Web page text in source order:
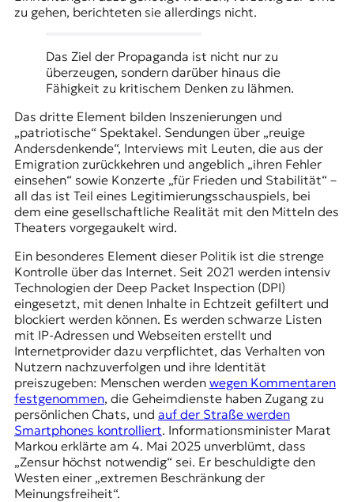
zu gehen, berichteten sie allerdings nicht.
Das Ziel der Propaganda ist nicht nur zu
überzeugen, sondern darüber hinaus die
Fähigkeit zu kritischem Denken zu lähmen.
Das dritte Element bilden Inszenierungen und
„patriotische“ Spektakel. Sendungen über „reuige
Andersdenkende“, Interviews mit Leuten, die aus der
Emigration zurückkehren und angeblich „ihren Fehler
einsehen“ sowie Konzerte „für Frieden und Stabilität“ –
all das ist Teil eines Legitimierungsschauspiels, bei
dem eine gesellschaftliche Realität mit den Mitteln des
Theaters vorgegaukelt wird.
Ein besonderes Element dieser Politik ist die strenge
Kontrolle über das Internet. Seit 2021 werden intensiv
Technologien der Deep Packet Inspection (DPI)
eingesetzt, mit denen Inhalte in Echtzeit gefiltert und
blockiert werden können. Es werden schwarze Listen
mit IP-Adressen und Webseiten erstellt und
Internetprovider dazu verpflichtet, das Verhalten von
Nutzern nachzuverfolgen und ihre Identität
preiszugeben: Menschen werden wegen Kommentaren
festgenommen, die Geheimdienste haben Zugang zu
persönlichen Chats, und auf der Straße werden
Smartphones kontrolliert. Informationsminister Marat
Markou erklärte am 4. Mai 2025 unverblümt, dass
„Zensur höchst notwendig“ sei. Er beschuldigte den
Westen einer „extremen Beschränkung der
Meinungsfreiheit“.